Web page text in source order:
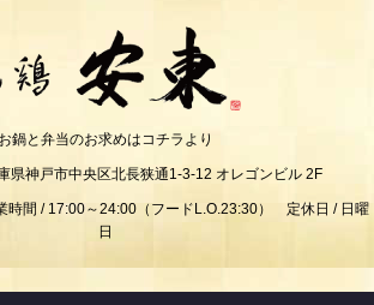
お鍋と弁当のお求めはコチラより
神戸市中央区北長狭通1-3-12 オレゴンビル 2F
間 / 17:00～24:00（フードL.O.23:30） 定休日 / 日曜
日